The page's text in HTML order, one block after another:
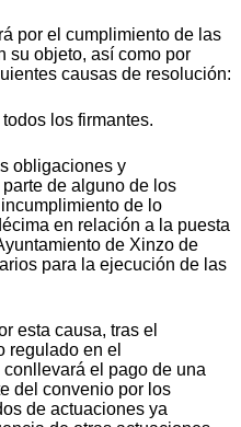
por el cumplimiento de las
su objeto, así como por
causas de resolución:
los firmantes.
obligaciones y
de alguno de los
de lo
en relación a la puesta
de Xinzo de
para la ejecución de las
esta causa, tras el
regulado en el
el pago de una
del convenio por los
de actuaciones ya